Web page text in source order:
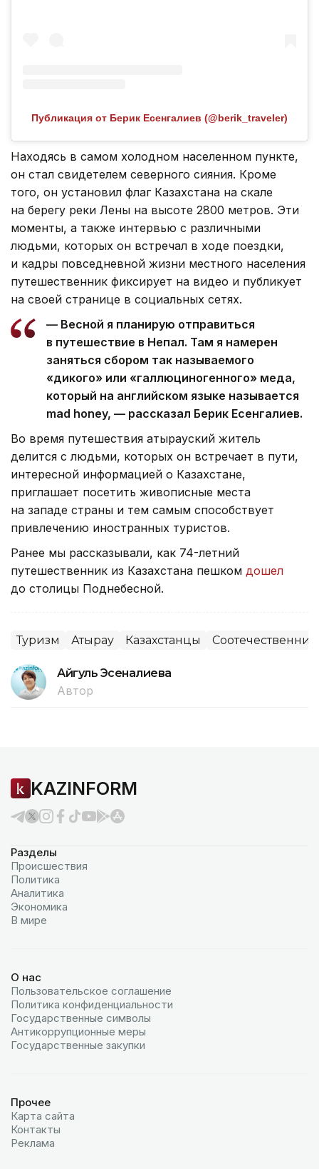
Публикация от Берик Есенгалиев (@berik_traveler)
Находясь в самом холодном населенном пункте,
он стал свидетелем северного сияния. Кроме
того, он установил флаг Казахстана на скале
на берегу реки Лены на высоте 2800 метров. Эти
моменты, а также интервью с различными
людьми, которых он встречал в ходе поездки,
и кадры повседневной жизни местного населения
путешественник фиксирует на видео и публикует
на своей странице в социальных сетях.
— Весной я планирую отправиться
в путешествие в Непал. Там я намерен
заняться сбором так называемого
«дикого» или «галлюциногенного» меда,
который на английском языке называется
mad honey, — рассказал Берик Есенгалиев.
Во время путешествия атырауский житель
делится с людьми, которых он встречает в пути,
интересной информацией о Казахстане,
приглашает посетить живописные места
на западе страны и тем самым способствует
привлечению иностранных туристов.
Ранее мы рассказывали, как 74-летний
путешественник из Казахстана пешком дошел
до столицы Поднебесной.
Туризм Атырау Казахстанцы
Айгуль Эсеналиева
Автор
KAZINFORM
Разделы
Происшествия
Политика
Аналитика
Экономика
В мире
О нас
Пользовательское соглашение
Политика конфиденциальности
Государственные символы
Антикоррупционные меры
Государственные закупки
Прочее
Карта сайта
Контакты
Реклама